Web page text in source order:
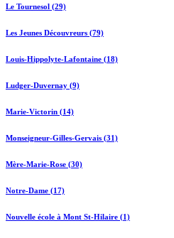
Le Tournesol (29)
Les Jeunes Découvreurs (79)
Louis-Hippolyte-Lafontaine (18)
Ludger-Duvernay (9)
Marie-Victorin (14)
Monseigneur-Gilles-Gervais (31)
Mère-Marie-Rose (30)
Notre-Dame (17)
Nouvelle école à Mont St-Hilaire (1)